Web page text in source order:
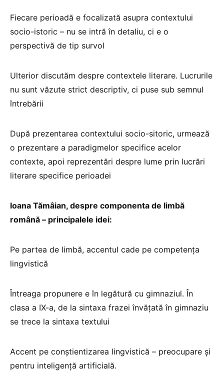
Fiecare perioadă e focalizată asupra contextului
socio-istoric – nu se intră în detaliu, ci e o
perspectivă de tip survol
Ulterior discutăm despre contextele literare. Lucrurile
nu sunt văzute strict descriptiv, ci puse sub semnul
întrebării
După prezentarea contextului socio-sitoric, urmează
o prezentare a paradigmelor specifice acelor
contexte, apoi reprezentări despre lume prin lucrări
literare specifice perioadei
Ioana Tămâian, despre componenta de limbă
română – principalele idei:
Pe partea de limbă, accentul cade pe competența
lingvistică
Întreaga propunere e în legătură cu gimnaziul. În
clasa a IX-a, de la sintaxa frazei învățată în gimnaziu
se trece la sintaxa textului
Accent pe conștientizarea lingvistică – preocupare și
pentru inteligență artificială.